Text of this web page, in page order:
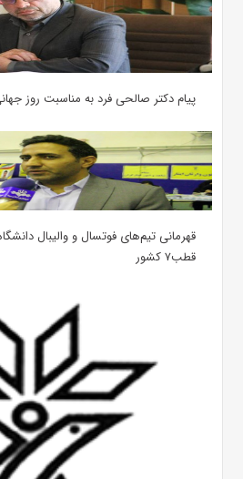
پیام دکتر صالحی فرد به مناسبت روز
قهرمانی تیم‌های فوتسال و والیبال
قطب۷ کشور